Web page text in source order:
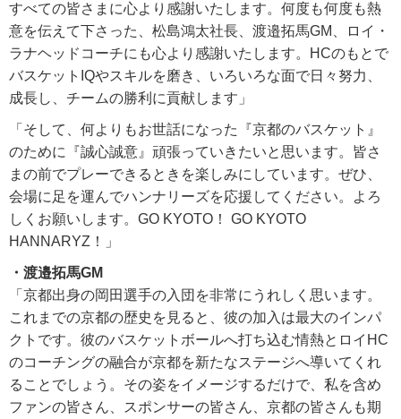
すべての皆さまに心より感謝いたします。何度も何度も熱
意を伝えて下さった、松島鴻太社長、渡邉拓馬GM、ロイ・
ラナヘッドコーチにも心より感謝いたします。HCのもとで
バスケットIQやスキルを磨き、いろいろな面で日々努力、
成長し、チームの勝利に貢献します」
「そして、何よりもお世話になった『京都のバスケット』
のために『誠心誠意』頑張っていきたいと思います。皆さ
まの前でプレーできるときを楽しみにしています。ぜひ、
会場に足を運んでハンナリーズを応援してください。よろ
しくお願いします。GO KYOTO！ GO KYOTO
HANNARYZ！」
・渡邉拓馬GM
「京都出身の岡田選手の入団を非常にうれしく思います。
これまでの京都の歴史を見ると、彼の加入は最大のインパ
クトです。彼のバスケットボールへ打ち込む情熱とロイHC
のコーチングの融合が京都を新たなステージへ導いてくれ
ることでしょう。その姿をイメージするだけで、私を含め
ファンの皆さん、スポンサーの皆さん、京都の皆さんも期